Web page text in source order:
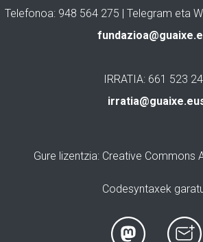
Telefonoa: 948 564 275 | Telegram eta
IRRATIA: 661 523
Gure lizentzia: Creative Commons
Codesyntaxek